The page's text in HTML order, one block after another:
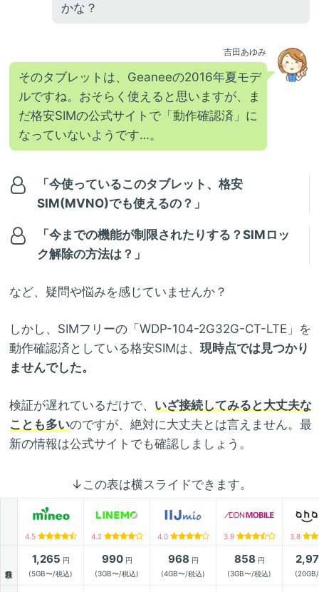
かな？
吉田あゆみ
そのタブレットは、Geaneeの2016年夏モデ
ルですね。おそらく使えると思いますが、ま
だ格安SIMの公式サイトで「動作確認済」に
なっていないようです…。
「今使っているこのタブレット、格安
SIM(MVNO)でも使えるの？」
「今までの機能が制限されたりする？SIMロッ
ク解除の方法は？」
など、疑問や悩みを感じていませんか？
しかし、SIMフリーの「WDP-104-2G32G-CT-LTE」を
動作確認済としている格安SIMは、 現時点では見つかり
ませんでした。
検証が遅れているだけで、 いざ接続してみると大丈夫な
ことも多いのですが、絶対に大丈夫とは言えません。最
新の情報は公式サイトでも確認しましょう。
↓この表は横スライドできます。
4.5 4.2 4.0 3.9 3.8
1,265 円
(5GB〜/税込)
990円
(3GB〜/税込)
968 円
(4GB〜/税込)
858 円
(3GB〜/税込)